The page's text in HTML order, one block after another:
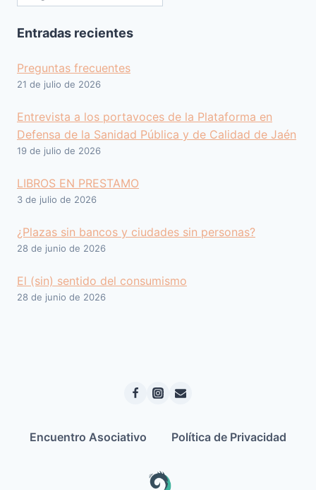
Entradas recientes
Preguntas frecuentes
21 de julio de 2026
Entrevista a los portavoces de la Plataforma en
Defensa de la Sanidad Pública y de Calidad de Jaén
19 de julio de 2026
LIBROS EN PRESTAMO
3 de julio de 2026
¿Plazas sin bancos y ciudades sin personas?
28 de junio de 2026
El (sin) sentido del consumismo
28 de junio de 2026
Encuentro Asociativo Política de Privacidad